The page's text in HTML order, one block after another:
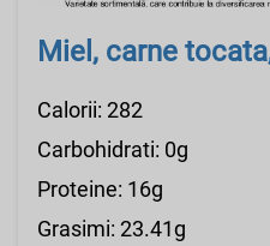
Miel, carne
Calorii: 282
Carbohidrati: 0g
Proteine: 16g
Grasimi: 23.41g